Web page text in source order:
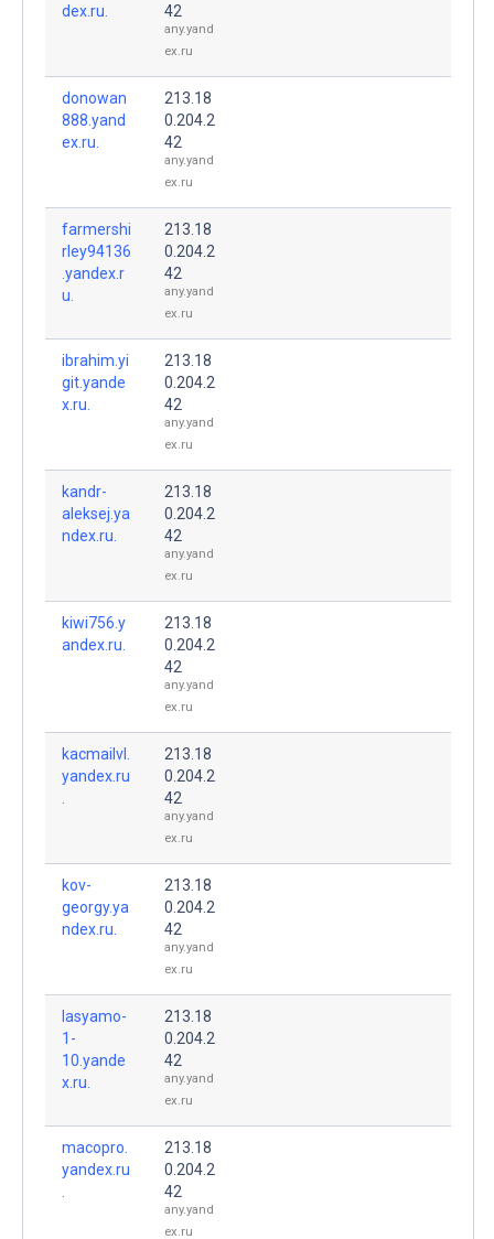
dex.ru.
42
any.yand
ex.ru
donowan
888.yand
ex.ru.
213.18
0.204.2
42
any.yand
ex.ru
farmershi
rley94136
.yandex.r
u.
213.18
0.204.2
42
any.yand
ex.ru
ibrahim.yi
git.yande
x.ru.
213.18
0.204.2
42
any.yand
ex.ru
kandr-
aleksej.ya
ndex.ru.
213.18
0.204.2
42
any.yand
ex.ru
kiwi756.y
andex.ru.
213.18
0.204.2
42
any.yand
ex.ru
kacmailvl.
yandex.ru
213.18
0.204.2
42
any.yand
ex.ru
kov-
georgy.ya
ndex.ru.
213.18
0.204.2
42
any.yand
ex.ru
lasyamo-
1-
10.yande
x.ru.
213.18
0.204.2
42
any.yand
ex.ru
macopro.
yandex.ru
213.18
0.204.2
42
any.yand
ex.ru